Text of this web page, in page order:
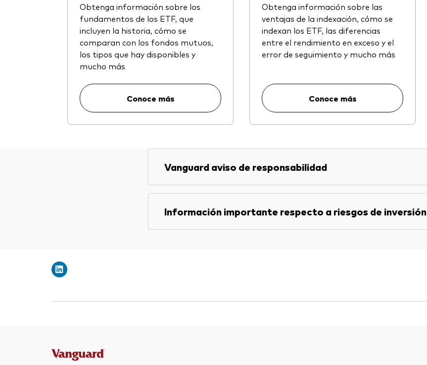
Obtenga información sobre los
fundamentos de los ETF, que
incluyen la historia, cómo se
comparan con los fondos mutuos,
los tipos que hay disponibles y
mucho más
Conoce más
Obtenga información sobre las
ventajas de la indexación, cómo se
indexan los ETF, las diferencias
entre el rendimiento en exceso y el
error de seguimiento y mucho más
Conoce más
Vanguard aviso de responsabilidad
Información importante respecto a riesgos de inversión